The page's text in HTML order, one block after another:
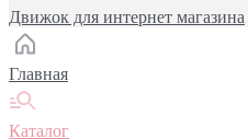
Движок для интернет магазина
Главная
Каталог